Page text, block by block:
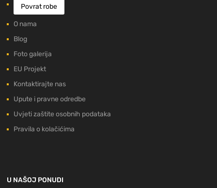
Povrat robe
O nama
Blog
Foto galerija
EU Projekt
Kontaktirajte nas
Upute i pravne odredbe
Uvjeti zaštite osobnih podataka
Pravila o kolačićima
U NAŠOJ PONUDI